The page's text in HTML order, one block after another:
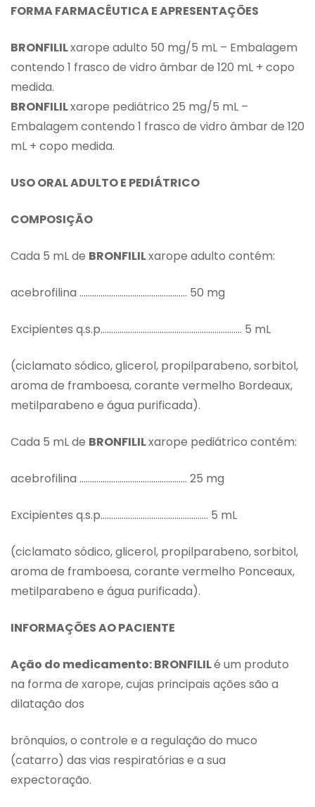
FORMA FARMACÊUTICA E APRESENTAÇÕES
BRONFILILxarope adulto 50 mg/5 mL – Embalagem
contendo 1 frasco de vidro âmbar de 120 mL + copo
medida.
BRONFILILxarope pediátrico 25 mg/5 mL –
Embalagem contendo 1 frasco de vidro âmbar de 120
mL + copo medida.
USO ORAL ADULTO E PEDIÁTRICO
COMPOSIÇÃO
Cada 5 mL de BRONFILILxarope adulto contém:
acebrofilina …………………………………………… 50 mg
Excipientes q.s.p…………………………………………………………. 5 mL
(ciclamato sódico, glicerol, propilparabeno, sorbitol,
aroma de framboesa, corante vermelho Bordeaux,
metilparabeno e água purificada).
Cada 5 mL de BRONFILILxarope pediátrico contém:
acebrofilina …………………………………………… 25 mg
Excipientes q.s.p…………………………………………… 5 mL
(ciclamato sódico, glicerol, propilparabeno, sorbitol,
aroma de framboesa, corante vermelho Ponceaux,
metilparabeno e água purificada).
INFORMAÇÕES AO PACIENTE
Ação do medicamento: BRONFILILé um produto
na forma de xarope, cujas principais ações são a
dilatação dos
brônquios, o controle e a regulação do muco
(catarro) das vias respiratórias e a sua
expectoração.